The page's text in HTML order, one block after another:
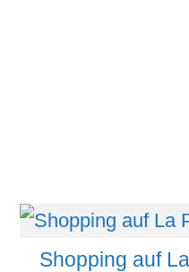
Shopping auf